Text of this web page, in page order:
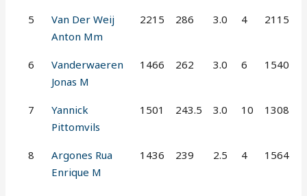
5
Van Der Weij
Anton Mm
2215 286 3.0 4 2115
6
Vanderwaeren
Jonas M
1466 262 3.0 6 1540
7
Yannick
Pittomvils
1501 243.5 3.0 10 1308
8
Argones Rua
Enrique M
1436 239 2.5 4 1564